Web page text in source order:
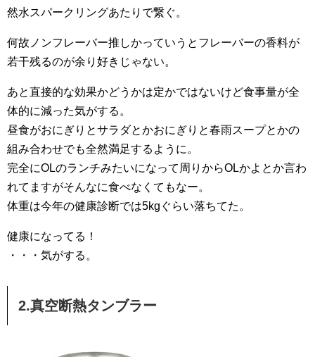
然水スパークリングあたりで繋ぐ。
何故ノンフレーバー推しかっていうとフレーバーの香料が
若干残るのが余り好きじゃない。
あと直接的な効果かどうかは定かではないけど食事量が全
体的に減った気がする。
昼食がおにぎりとサラダとかおにぎりと春雨スープとかの
組み合わせでも全然満足するように。
完全にOLのランチみたいになって周りからOLかよとか言わ
れてますがそんなに食べなくてもなー。
体重は今年の健康診断では5kgぐらい落ちてた。
健康になってる！
・・・気がする。
2.真空断熱タンブラー